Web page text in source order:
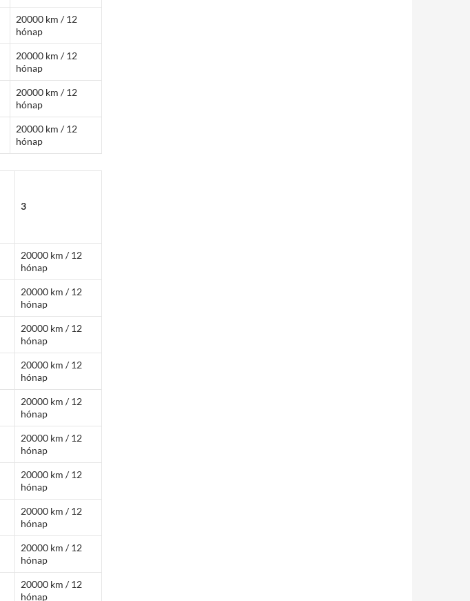
20000 km / 12
hónap
20000 km / 12
hónap
20000 km / 12
hónap
20000 km / 12
hónap
3
20000 km / 12
hónap
20000 km / 12
hónap
20000 km / 12
hónap
20000 km / 12
hónap
20000 km / 12
hónap
20000 km / 12
hónap
20000 km / 12
hónap
20000 km / 12
hónap
20000 km / 12
hónap
20000 km / 12
hónap